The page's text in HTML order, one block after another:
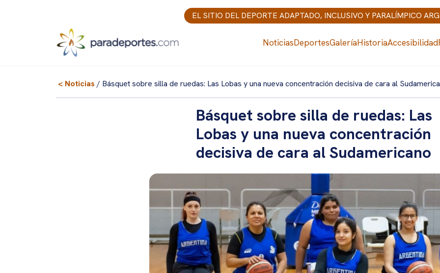
EL SITIO DEL DEPORTE ADAPTADO, INCLUSIVO Y PARALÍMPICO
NoticiasDeportesGaleríaHistoriaAccesibilidad
< Noticias / Básquet sobre silla de ruedas: Las Lobas y una nueva concentración decisiva de cara al
Básquet sobre silla de ruedas: Las
Lobas y una nueva concentración
decisiva de cara al Sudamericano